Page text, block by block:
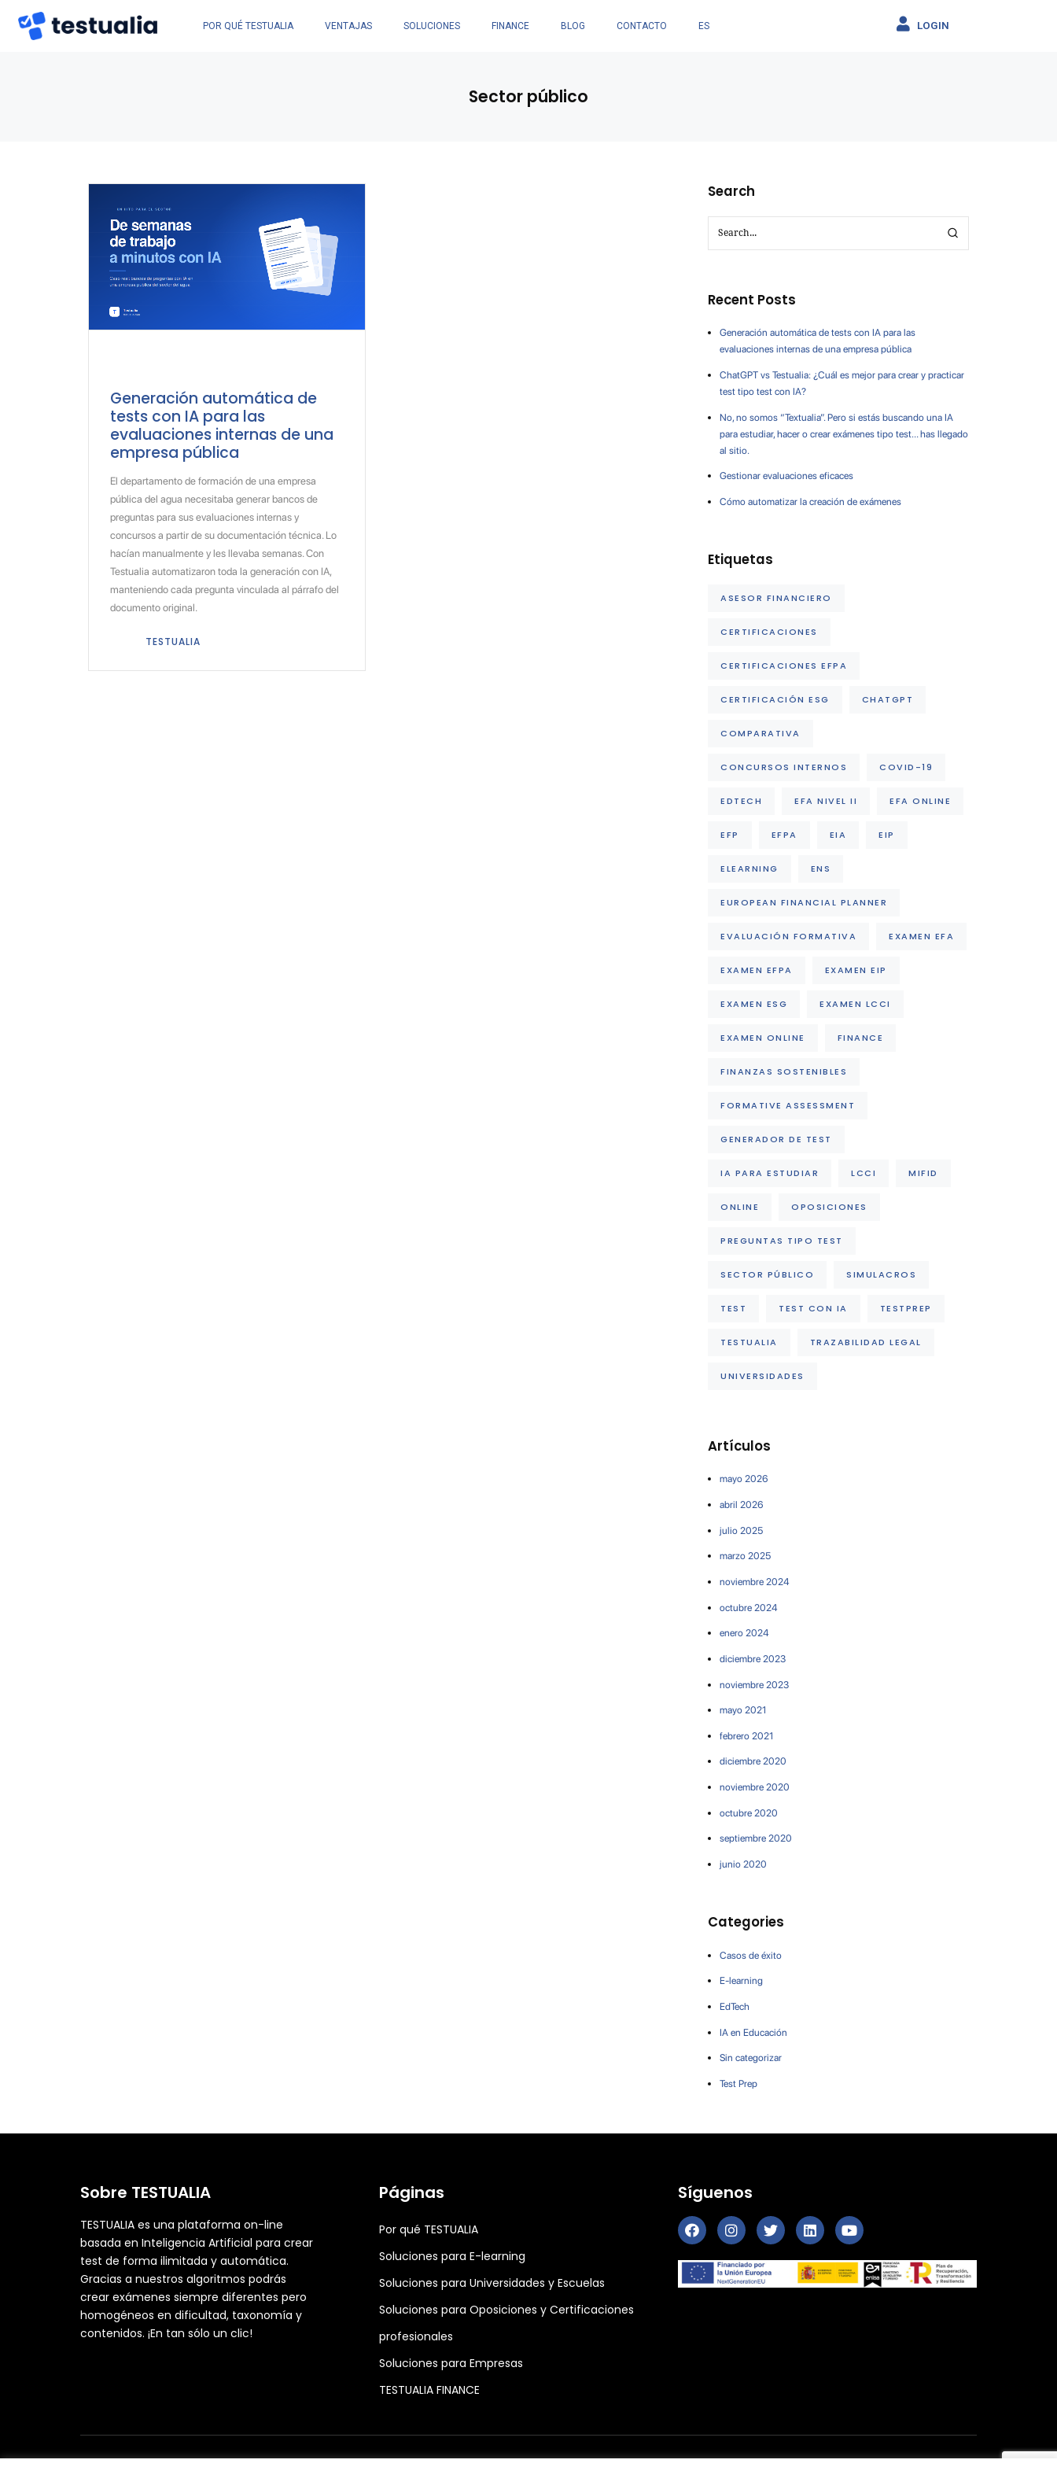
POR QUÉ TESTUALIA VENTAJAS SOLUCIONES FINANCE BLOG CONTACTO ES LOGIN
Sector público
Generación automática de
tests con IA para las
evaluaciones internas de una
empresa pública
El departamento de formación de una empresa
pública del agua necesitaba generar bancos de
preguntas para sus evaluaciones internas y
concursos a partir de su documentación técnica. Lo
hacían manualmente y les llevaba semanas. Con
Testualia automatizaron toda la generación con IA,
manteniendo cada pregunta vinculada al párrafo del
documento original.
TESTUALIA
Search
Recent Posts
Generación automática de tests con IA para las
evaluaciones internas de una empresa pública
ChatGPT vs Testualia: ¿Cuál es mejor para crear y practicar
test tipo test con IA?
No, no somos “Textualia”. Pero si estás buscando una IA
para estudiar, hacer o crear exámenes tipo test… has llegado
al sitio.
Gestionar evaluaciones eficaces
Cómo automatizar la creación de exámenes
Etiquetas
ASESOR FINANCIERO
CERTIFICACIONES
CERTIFICACIONES EFPA
CERTIFICACIÓN ESG CHATGPT
COMPARATIVA
CONCURSOS INTERNOS COVID-19
EDTECH EFA NIVEL II EFA ONLINE
EFP EFPA EIA EIP
ELEARNING ENS
EUROPEAN FINANCIAL PLANNER
EVALUACIÓN FORMATIVA EXAMEN EFA
EXAMEN EFPA EXAMEN EIP
EXAMEN ESG EXAMEN LCCI
EXAMEN ONLINE FINANCE
FINANZAS SOSTENIBLES
FORMATIVE ASSESSMENT
GENERADOR DE TEST
IA PARA ESTUDIAR LCCI MIFID
ONLINE OPOSICIONES
PREGUNTAS TIPO TEST
SECTOR PÚBLICO SIMULACROS
TEST TEST CON IA TESTPREP
TESTUALIA TRAZABILIDAD LEGAL
UNIVERSIDADES
Artículos
mayo 2026
abril 2026
julio 2025
marzo 2025
noviembre 2024
octubre 2024
enero 2024
diciembre 2023
noviembre 2023
mayo 2021
febrero 2021
diciembre 2020
noviembre 2020
octubre 2020
septiembre 2020
junio 2020
Categories
Casos de éxito
E-learning
EdTech
IA en Educación
Sin categorizar
Test Prep
Sobre TESTUALIA
TESTUALIA es una plataforma on-line
basada en Inteligencia Artificial para crear
test de forma ilimitada y automática.
Gracias a nuestros algoritmos podrás
crear exámenes siempre diferentes pero
homogéneos en dificultad, taxonomía y
contenidos. ¡En tan sólo un clic!
Páginas
Por qué TESTUALIA
Soluciones para E-learning
Soluciones para Universidades y Escuelas
Soluciones para Oposiciones y Certificaciones
profesionales
Soluciones para Empresas
TESTUALIA FINANCE
Síguenos